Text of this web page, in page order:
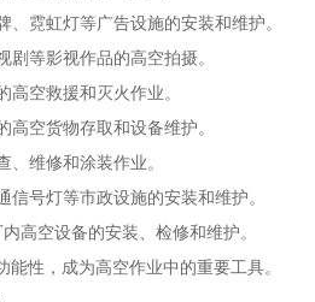
、霓虹灯等广告设施的安装和维护。
剧等影视作品的高空拍摄。
高空救援和灭火作业。
高空货物存取和设备维护。
、维修和涂装作业。
信号灯等市政设施的安装和维护。
高空设备的安装、检修和维护。
性，成为高空作业中的重要工具。